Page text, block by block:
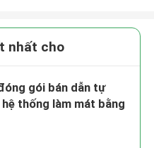
nhất cho
gói bán dẫn tự
thống làm mát bằng